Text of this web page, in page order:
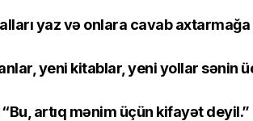
yaz və onlara cavab axtarmağa
yeni kitablar, yeni yollar sənin
artıq mənim üçün kifayət deyil.”